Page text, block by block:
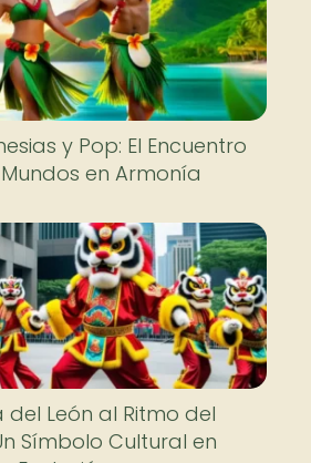
y Pop: El Encuentro
en Armonía
del León al Ritmo del
Símbolo Cultural en